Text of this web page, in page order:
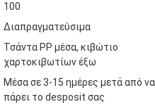
100
Διαπραγματεύσιμα
Τσάντα PP μέσα, κιβώτιο
χαρτοκιβωτίων έξω
Μέσα σε 3-15 ημέρες μετά από να
πάρει το desposit σας